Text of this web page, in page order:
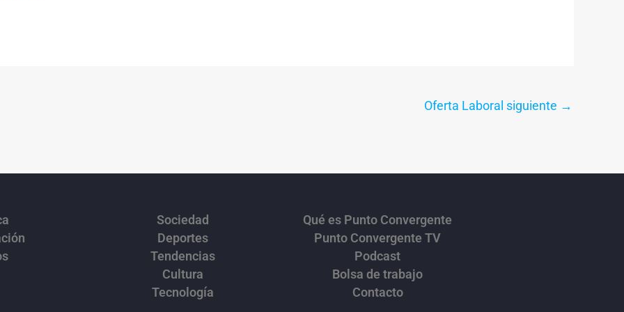
Oferta Laboral siguiente →
Sociedad
Deportes
Tendencias
Cultura
Tecnología
Qué es Punto Convergente
Punto Convergente TV
Podcast
Bolsa de trabajo
Contacto